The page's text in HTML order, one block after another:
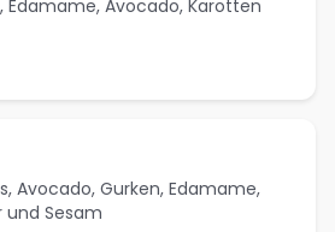
Avocado, Karotten
Avocado, Gurken, Edamame,
Sesam